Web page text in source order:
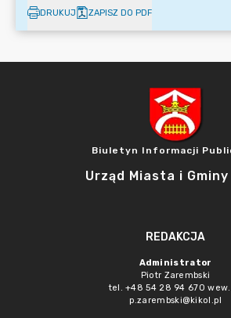
DRUKUJ ZAPISZ DO PDF
Biuletyn Informacji
Urząd Miasta i Gminy
REDAKCJA
Administrator
Piotr Zarembski
tel. +48 54 28 94 670 wew.
p.zarembski@kikol.pl